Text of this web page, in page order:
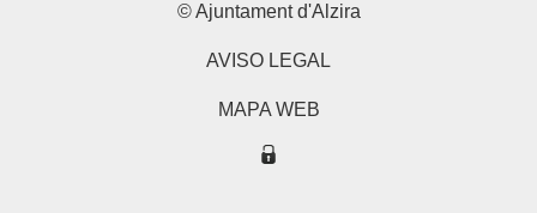
© Ajuntament d'Alzira
AVISO LEGAL
MAPA WEB